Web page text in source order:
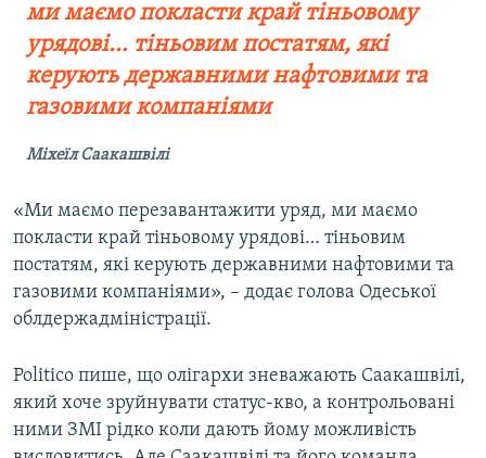
ми маємо покласти край тіньовому
урядові… тіньовим постатям, які
керують державними нафтовими та
газовими компаніями
Міхеїл Саакашвілі
«Ми маємо перезавантажити уряд, ми маємо
покласти край тіньовому урядові… тіньовим
постатям, які керують державними нафтовими та
газовими компаніями», – додає голова Одеської
облдержадміністрації.
Politico пише, що олігархи зневажають Саакашвілі,
який хоче зруйнувати статус-кво, а контрольовані
ними ЗМІ рідко коли дають йому можливість